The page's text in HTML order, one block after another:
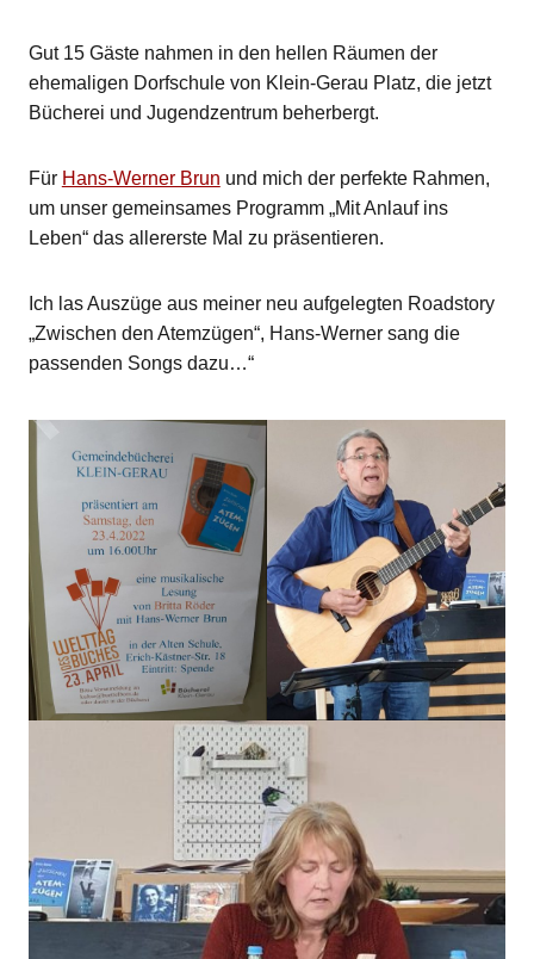
Gut 15 Gäste nahmen in den hellen Räumen der
ehemaligen Dorfschule von Klein-Gerau Platz, die jetzt
Bücherei und Jugendzentrum beherbergt.
Für Hans-Werner Brun und mich der perfekte Rahmen,
um unser gemeinsames Programm „Mit Anlauf ins
Leben“ das allererste Mal zu präsentieren.
Ich las Auszüge aus meiner neu aufgelegten Roadstory
„Zwischen den Atemzügen“, Hans-Werner sang die
passenden Songs dazu…“